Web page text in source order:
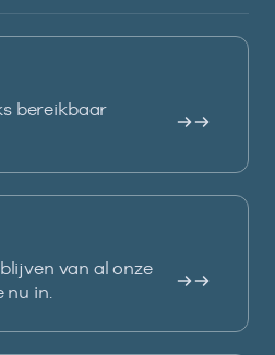
bereikbaar
van al onze
nu in.